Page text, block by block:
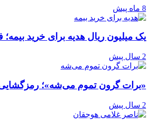
8 ماه پیش
یک میلیون ریال هدیه برای خرید
2 سال پیش
«برات گرون تموم می‌شه»؛ رمزگشایی
2 سال پیش